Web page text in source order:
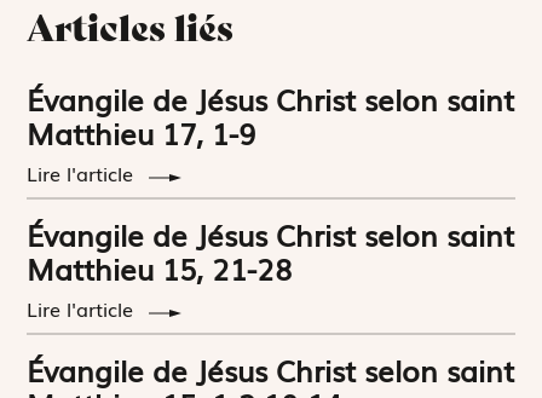
Articles liés
Évangile de Jésus Christ selon saint
Matthieu 17, 1-9
Lire l'article
Évangile de Jésus Christ selon saint
Matthieu 15, 21-28
Lire l'article
Évangile de Jésus Christ selon saint